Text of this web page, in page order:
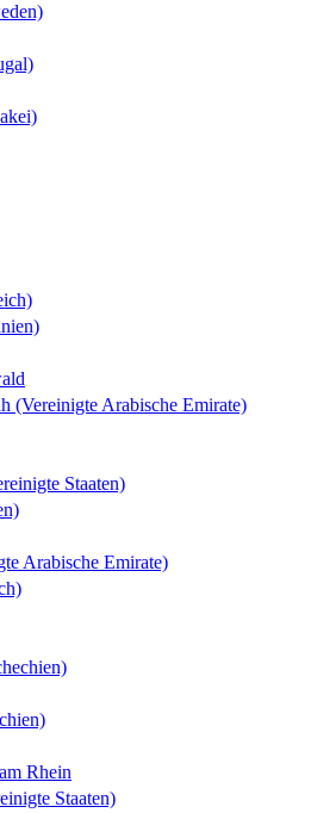
(Vereinigte Arabische Emirate)
Staaten)
Arabische Emirate)
Rhein
Staaten)